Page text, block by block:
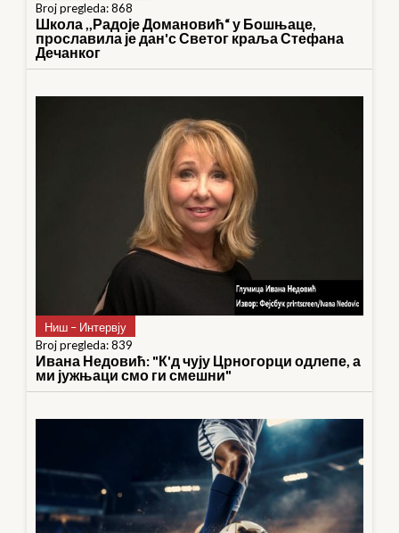
Broj pregleda: 868
Школа ,,Радоје Домановић“ у Бошњаце,
прославила је дан'с Светог краља Стефана
Дечанког
Ниш – Интервју
Broj pregleda: 839
Ивана Недовић: "К'д чују Црногорци одлепе, а
ми јужњаци смо ги смешни"